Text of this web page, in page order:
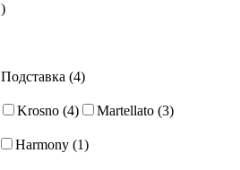
)
Подставка (4)
Krosno (4) Martellato (3)
Harmony (1)